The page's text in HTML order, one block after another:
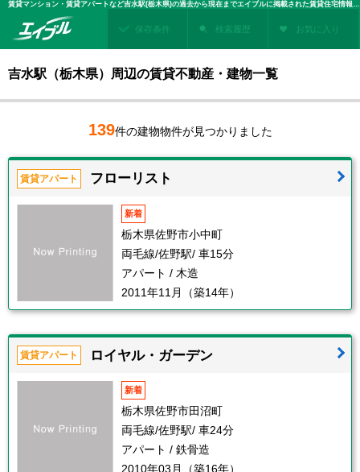
賃貸マンション・賃貸アパートなど吉水駅(栃木県)の過去から現在までエイブルに掲載された賃貸住宅情報・建物情報を検索！不動産賃貸を探すなら、お部屋探しのエイブル
保存条件 検索履歴 お気に入り
吉水駅（栃木県）周辺の賃貸不動産・建物一覧
139件の建物物件が見つかりました
賃貸アパート フローリスト
新着
栃木県佐野市小中町
両毛線/佐野駅/ 車15分
アパート / 木造
2011年11月（築14年）
賃貸アパート ロイヤル・ガーデン
新着
栃木県佐野市田沼町
両毛線/佐野駅/ 車24分
アパート / 鉄骨造
2010年03月（築16年）